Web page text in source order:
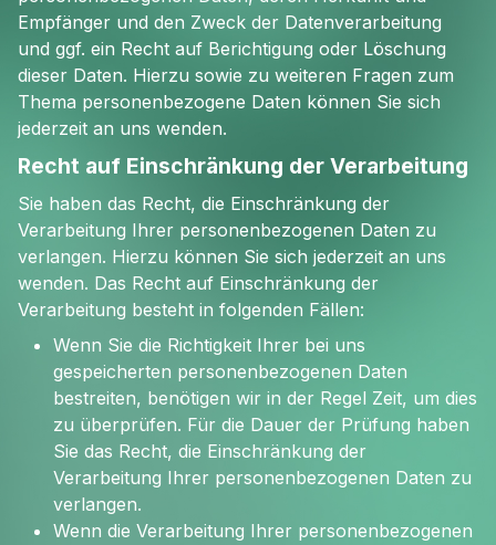
Empfänger und den Zweck der Datenverarbeitung
und ggf. ein Recht auf Berichtigung oder Löschung
dieser Daten. Hierzu sowie zu weiteren Fragen zum
Thema personenbezogene Daten können Sie sich
jederzeit an uns wenden.
Recht auf Einschränkung der Verarbeitung
Sie haben das Recht, die Einschränkung der
Verarbeitung Ihrer personenbezogenen Daten zu
verlangen. Hierzu können Sie sich jederzeit an uns
wenden. Das Recht auf Einschränkung der
Verarbeitung besteht in folgenden Fällen:
Wenn Sie die Richtigkeit Ihrer bei uns
gespeicherten personenbezogenen Daten
bestreiten, benötigen wir in der Regel Zeit, um dies
zu überprüfen. Für die Dauer der Prüfung haben
Sie das Recht, die Einschränkung der
Verarbeitung Ihrer personenbezogenen Daten zu
verlangen.
Wenn die Verarbeitung Ihrer personenbezogenen